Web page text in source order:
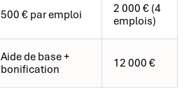
500 € par emploi
2 000 € (4
emplois)
Aide de base +
bonification
12 000 €